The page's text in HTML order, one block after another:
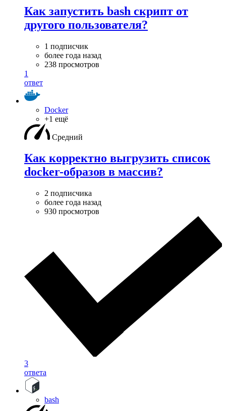
Как запустить bash скрипт от
другого пользователя?
1 подписчик
более года назад
238 просмотров
1
ответ
Docker
+1 ещё
Средний
Как корректно выгрузить список
docker-образов в массив?
2 подписчика
более года назад
930 просмотров
3
ответа
bash